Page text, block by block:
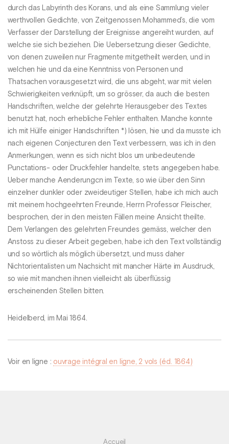
durch das Labyrinth des Korans, und als eine Sammlung vieler
werthvollen Gedichte, von Zeitgenossen Mohammed’s, die vom
Verfasser der Darstellung der Ereignisse angereiht wurden, auf
welche sie sich beziehen. Die Uebersetzung dieser Gedichte,
von denen zuweilen nur Fragmente mitgetheilt werden, und in
welchen hie und da eine Kenntniss von Personen und
Thatsachen vorausgesetzt wird, die uns abgeht, war mit vielen
Schwierigkeiten verknüpft, um so grösser, da auch die besten
Handschriften, welche der gelehrte Herausgeber des Textes
benutzt hat, noch erhebliche Fehler enthalten. Manche konnte
ich mit Hülfe einiger Handschriften *) lösen, hie und da musste ich
nach eigenen Conjecturen den Text verbessern, was ich in den
Anmerkungen, wenn es sich nicht blos um unbedeutende
Punctations- oder Druckfehler handelte, stets angegeben habe.
Ueber manche Aenderungcn im Texte, so wie über den Sinn
einzelner dunkler oder zweideutiger Stellen, habe ich mich auch
mit meinem hochgeehrten Freunde, Herrn Professor Fleischer,
besprochen, der in den meisten Fällen meine Ansicht theilte.
Dem Verlangen des gelehrten Freundes gemäss, welcher den
Anstoss zu dieser Arbeit gegeben, habe ich den Text vollständig
und so wörtlich als möglich übersetzt, und muss daher
Nichtorientalisten um Nachsicht mit mancher Härte im Ausdruck,
so wie mit manchen ihnen vielleicht als überflüssig
erscheinenden Stellen bitten.
Heidelberd, im Mai 1864.
Voir en ligne : ouvrage intégral en ligne, 2 vols (éd. 1864)
Accueil